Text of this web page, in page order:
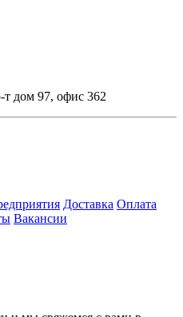
дом 97, офис 362
Доставка Оплата
Вакансии